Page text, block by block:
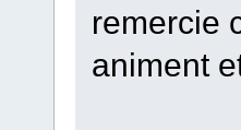
remercie
animent